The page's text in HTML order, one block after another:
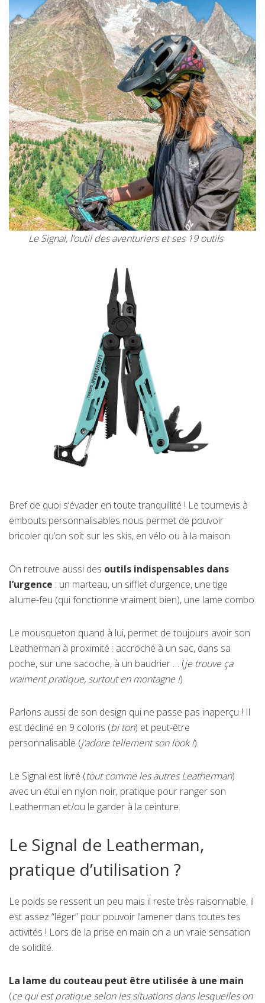
Le Signal, l’outil des aventuriers et ses 19 outils
Bref de quoi s’évader en toute tranquillité ! Le tournevis à
embouts personnalisables nous permet de pouvoir
bricoler qu’on soit sur les skis, en vélo ou à la maison.
On retrouve aussi des outils indispensables dans
l’urgence : un marteau, un sifflet d’urgence, une tige
allume-feu (qui fonctionne vraiment bien), une lame combo.
Le mousqueton quand à lui, permet de toujours avoir son
Leatherman à proximité : accroché à un sac, dans sa
poche, sur une sacoche, à un baudrier … (je trouve ça
vraiment pratique, surtout en montagne !)
Parlons aussi de son design qui ne passe pas inaperçu ! Il
est décliné en 9 coloris (bi ton) et peut-être
personnalisable (j’adore tellement son look !).
Le Signal est livré (tout comme les autres Leatherman)
avec un étui en nylon noir, pratique pour ranger son
Leatherman et/ou le garder à la ceinture.
Le Signal de Leatherman,
pratique d’utilisation ?
Le poids se ressent un peu mais il reste très raisonnable, il
est assez “léger” pour pouvoir l’amener dans toutes tes
activités ! Lors de la prise en main on a un vraie sensation
de solidité.
La lame du couteau peut être utilisée à une main
(ce qui est pratique selon les situations dans lesquelles on